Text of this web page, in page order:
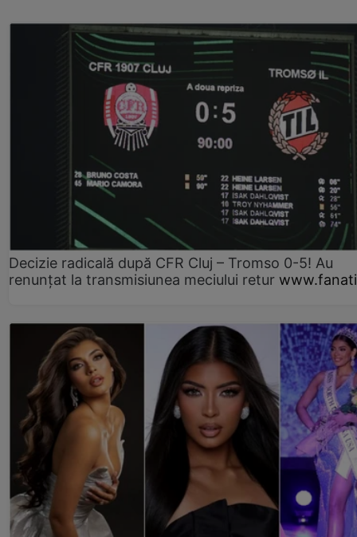
Decizie radicală după CFR Cluj – Tromso 0-5! Au
renunțat la transmisiunea meciului retur